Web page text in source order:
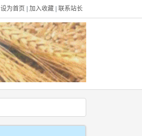
设为首页 加入收藏 联系站长